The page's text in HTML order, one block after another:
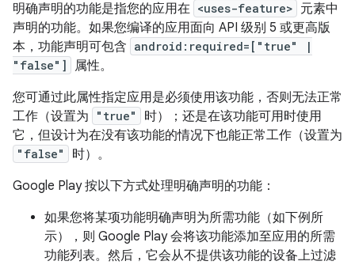
明确声明的功能是指您的应用在 <uses-feature> 元素中
声明的功能。如果您编译的应用面向 API 级别 5 或更高版
本，功能声明可包含 android:required=["true" |
"false"]
属性。
您可通过此属性指定应用是必须使用该功能，否则无法正常
工作（设置为
"true"
时）；还是在该功能可用时使用
它，但设计为在没有该功能的情况下也能正常工作（设置为
"false"
时）。
Google Play 按以下方式处理明确声明的功能：
如果您将某项功能明确声明为所需功能（如下例所
示），则 Google Play 会将该功能添加至应用的所需
功能列表。然后，它会从不提供该功能的设备上过滤